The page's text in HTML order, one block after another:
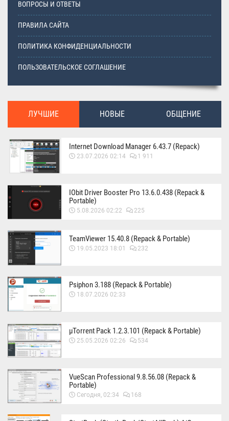
ВОПРОСЫ И ОТВЕТЫ
ПРАВИЛА САЙТА
ПОЛИТИКА КОНФИДЕНЦИАЛЬНОСТИ
ПОЛЬЗОВАТЕЛЬСКОЕ СОГЛАШЕНИЕ
ЛУЧШИЕ НОВЫЕ ОБЩЕНИЕ
Internet Download Manager 6.43.7 (Repack)
23.07.2026 02:14 1 911
IObit Driver Booster Pro 13.6.0.438 (Repack &
Portable)
5.08.2026 02:22 225
TeamViewer 15.40.8 (Repack & Portable)
19.05.2023 18:01 232
Psiphon 3.188 (Repack & Portable)
18.07.2026 02:33
µTorrent Pack 1.2.3.101 (Repack & Portable)
25.05.2026 02:26 534
VueScan Professional 9.8.56.08 (Repack &
Portable)
Сегодня, 02:34 168